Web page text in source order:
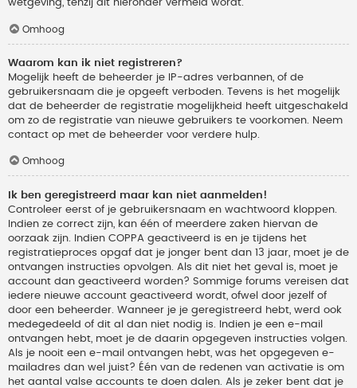
wetgeving, tenzij dit hieronder vermeld wordt.
Omhoog
Waarom kan ik niet registreren?
Mogelijk heeft de beheerder je IP-adres verbannen, of de
gebruikersnaam die je opgeeft verboden. Tevens is het mogelijk
dat de beheerder de registratie mogelijkheid heeft uitgeschakeld
om zo de registratie van nieuwe gebruikers te voorkomen. Neem
contact op met de beheerder voor verdere hulp.
Omhoog
Ik ben geregistreerd maar kan niet aanmelden!
Controleer eerst of je gebruikersnaam en wachtwoord kloppen.
Indien ze correct zijn, kan één of meerdere zaken hiervan de
oorzaak zijn. Indien COPPA geactiveerd is en je tijdens het
registratieproces opgaf dat je jonger bent dan 13 jaar, moet je de
ontvangen instructies opvolgen. Als dit niet het geval is, moet je
account dan geactiveerd worden? Sommige forums vereisen dat
iedere nieuwe account geactiveerd wordt, ofwel door jezelf of
door een beheerder. Wanneer je je geregistreerd hebt, werd ook
medegedeeld of dit al dan niet nodig is. Indien je een e-mail
ontvangen hebt, moet je de daarin opgegeven instructies volgen.
Als je nooit een e-mail ontvangen hebt, was het opgegeven e-
mailadres dan wel juist? Één van de redenen van activatie is om
het aantal valse accounts te doen dalen. Als je zeker bent dat je